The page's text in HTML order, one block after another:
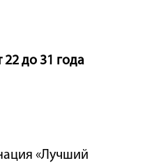
22 до 31 года
«Лучший